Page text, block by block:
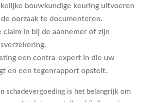
bouwkundige keuring uitvoeren
oorzaak te documenteren.
claim in bij de aannemer of zijn
een contra-expert in die uw
en een tegenrapport opstelt.
schadevergoeding is het belangrijk om